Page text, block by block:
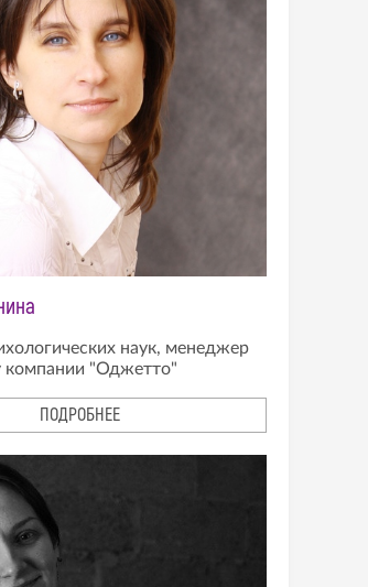
наук, менеджер
компании "Оджетто"
ПОДРОБНЕЕ